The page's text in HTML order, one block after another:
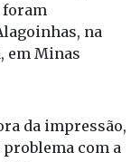
foram
na
em Minas
da impressão,
com a